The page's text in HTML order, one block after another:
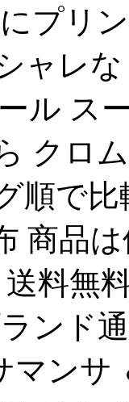
プリ
ャレ
ル ス
クロ
順で
商品
料無
ンド
マン